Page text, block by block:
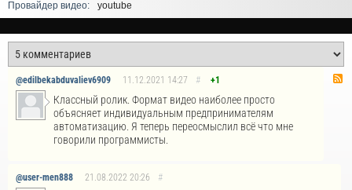
Провайдер видео:
youtube
@edilbekabduvaliev6909 11.12.2021 14:27 # +1
Классный ролик. Формат видео наиболее просто
объясняет индивидуальным предпринимателям
автоматизацию. Я теперь переосмыслил всё что мне
говорили программисты.
@user-men888 21.08.2022 20:26 #